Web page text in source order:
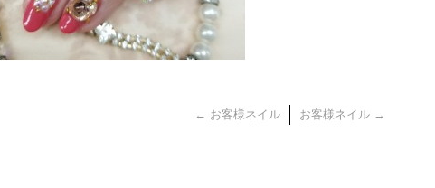
← お客様ネイル お客様ネイル →